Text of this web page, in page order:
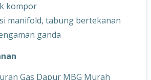
kompor
manifold, tabung bertekanan
ganda
Gas Dapur MBG Murah